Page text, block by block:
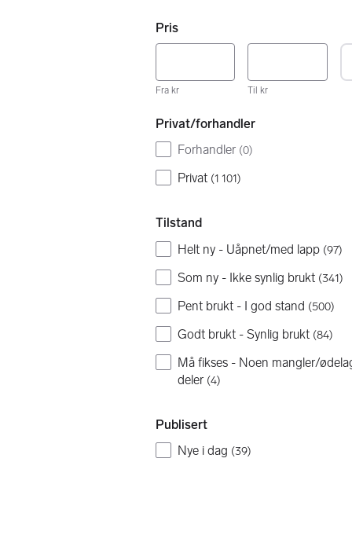
Pris
Fra kr Til kr
Privat/forhandler
Forhandler (0)
Privat (1 101)
Tilstand
Helt ny - Uåpnet/med lapp (97)
Som ny - Ikke synlig brukt (341)
Pent brukt - I god stand (500)
Godt brukt - Synlig brukt (84)
Må fikses - Noen mangler/
deler (4)
Publisert
Nye i dag (39)